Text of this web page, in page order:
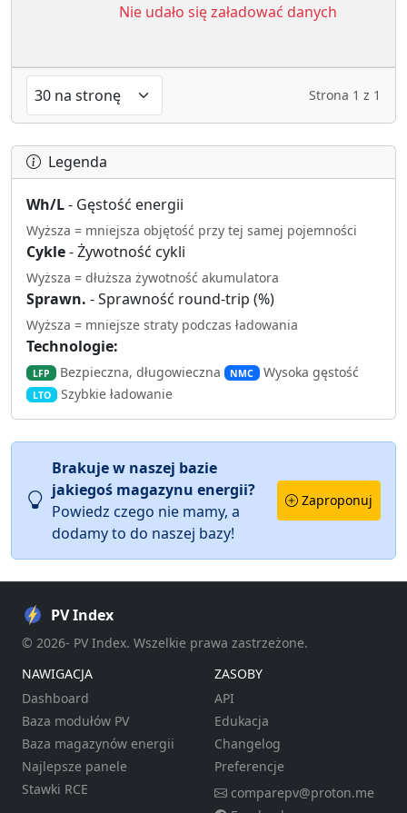
Nie udało się załadować danych
Strona 1 z 1
Legenda
Wh/L- Gęstość energii
Wyższa = mniejsza objętość przy tej samej pojemności
Cykle- Żywotność cykli
Wyższa = dłuższa żywotność akumulatora
Sprawn. - Sprawność round-trip (%)
Wyższa = mniejsze straty podczas ładowania
Technologie:
LFP Bezpieczna, długowieczna NMC Wysoka gęstość
LTO Szybkie ładowanie
Brakuje w naszej bazie
jakiegoś magazynu energii?
Powiedz czego nie mamy, a
dodamy to do naszej bazy!
Zaproponuj
PV Index
© 2026- PV Index. Wszelkie prawa zastrzeżone.
NAWIGACJA
Dashboard
Baza modułów PV
Baza magazynów energii
Najlepsze panele
Stawki RCE
ZASOBY
API
Edukacja
Changelog
Preferencje
comparepv@proton.me